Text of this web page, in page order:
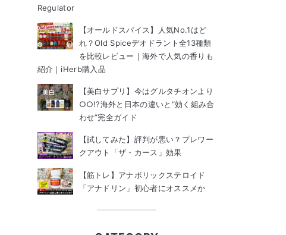
Regulator
【オールドスパイス】人気No.1はど
れ？Old Spiceデオドラント全13種類
を比較レビュー｜海外で人気の香りも
紹介｜iHerb購入品
【美白サプリ】今はグルタチオンより
○○!?海外と日本の違いと“効く組み合
わせ”完全ガイド
【試してみた】評判が悪い？プレワー
クアウト「ザ・カース」効果
【筋トレ】アナボリックステロイド
「アナドリン」初心者にオススメか